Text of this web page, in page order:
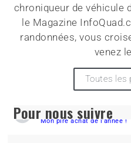
chroniqueur de véhicule
le Magazine
randonnées, vous
venez
Toutes les
PRÉCÉDENT
Mon pire achat de l’année !
Pour nous suivre